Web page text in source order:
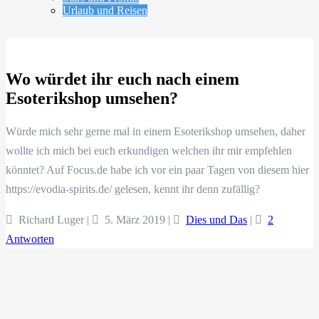
Urlaub und Reisen
Wo würdet ihr euch nach einem
Esoterikshop umsehen?
Würde mich sehr gerne mal in einem Esoterikshop umsehen, daher
wollte ich mich bei euch erkundigen welchen ihr mir empfehlen
könntet? Auf Focus.de habe ich vor ein paar Tagen von diesem hier
https://evodia-spirits.de/ gelesen, kennt ihr denn zufällig?
Richard Luger | 5. März 2019 | Dies und Das |
2
Antworten